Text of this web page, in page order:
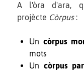
A l'òra d'ara,
projècte Còrpus:
Un còrpus
mots
Un còrpus